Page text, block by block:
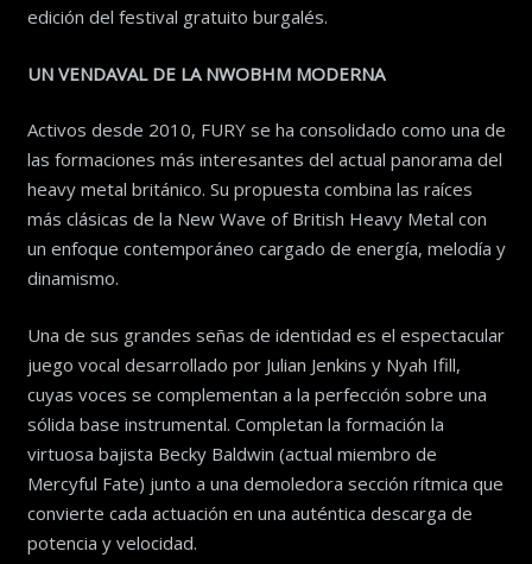
edición del festival gratuito burgalés.
UN VENDAVAL DE LA NWOBHM MODERNA
Activos desde 2010, FURY se ha consolidado como una de
las formaciones más interesantes del actual panorama del
heavy metal británico. Su propuesta combina las raíces
más clásicas de la New Wave of British Heavy Metal con
un enfoque contemporáneo cargado de energía, melodía y
dinamismo.
Una de sus grandes señas de identidad es el espectacular
juego vocal desarrollado por Julian Jenkins y Nyah Ifill,
cuyas voces se complementan a la perfección sobre una
sólida base instrumental. Completan la formación la
virtuosa bajista Becky Baldwin (actual miembro de
Mercyful Fate) junto a una demoledora sección rítmica que
convierte cada actuación en una auténtica descarga de
potencia y velocidad.